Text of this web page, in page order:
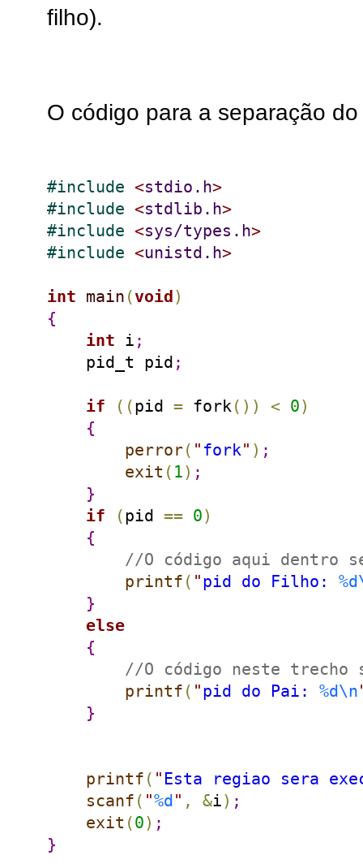
filho).
O código para a separação
#include <stdio.h>
#include <stdlib.h>
#include <sys/types.h>
#include <unistd.h>
int main (void )
{
int i ;
    pid_t pid
;
if ( (pid = fork( ) ) < 0)
{
perror( "fork" ) ;
exit ( 1) ;
}
if
(pid == 0)
{
//O código aqui dentro
printf ( "pid do Filho: %d
}
else
{
//O código neste trecho
printf ( "pid do Pai: %d\n
}
printf ( " Esta regiao sera
scanf ( "%d " , &i) ;
exit (0) ;
}